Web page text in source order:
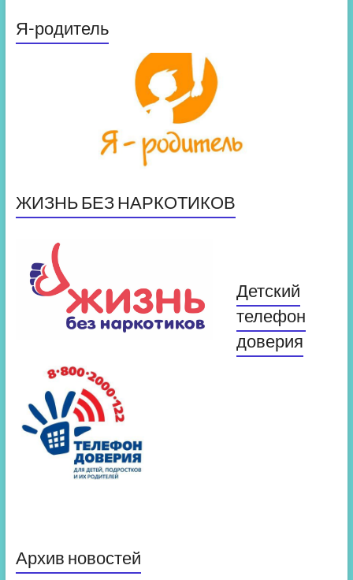
Я-родитель
ЖИЗНЬ БЕЗ НАРКОТИКОВ
Детский
телефон
доверия
Архив новостей